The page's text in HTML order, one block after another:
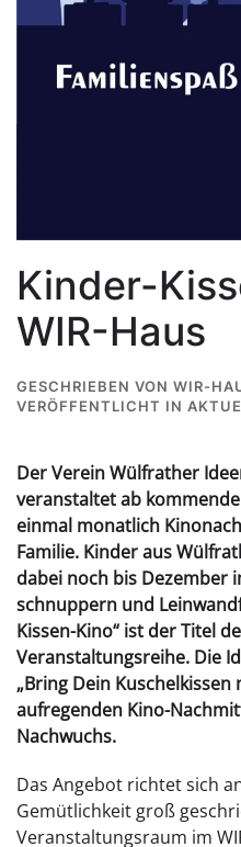
Kinder-
WIR-Haus
GESCHRIEBEN VON WIR-
VERÖFFENTLICHT IN
Der Verein Wülfrather
veranstaltet ab
einmal monatlich
Familie. Kinder aus
dabei noch bis Dezember
schnuppern und
Kissen-Kino“ ist der Titel
Veranstaltungsreihe. Die
„Bring Dein
aufregenden Kino-
Nachwuchs.
Das Angebot richtet sich
Gemütlichkeit groß
Veranstaltungsraum im